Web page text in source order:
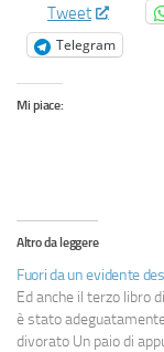
Tweet
Telegram
Mi piace:
Altro da leggere
Fuori da un evidente
Ed anche il terzo libro
è stato
divorato Un paio di